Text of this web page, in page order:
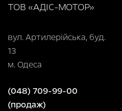
ТОВ «АДІС-МОТОР»
вул. Артилерійська, буд.
13
м. Одеса
(048) 709-99-00
(продаж)